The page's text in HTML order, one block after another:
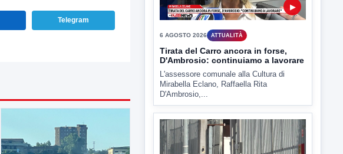
Telegram
Tirata del Carro ancora in forse,
D'Ambrosio: continuiamo a lavorare
L'assessore comunale alla Cultura di
Mirabella Eclano, Raffaella Rita
D'Ambrosio,...